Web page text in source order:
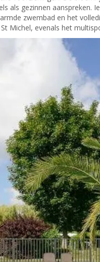
als gezinnen aanspreken.
zwembad en het
Michel, evenals het